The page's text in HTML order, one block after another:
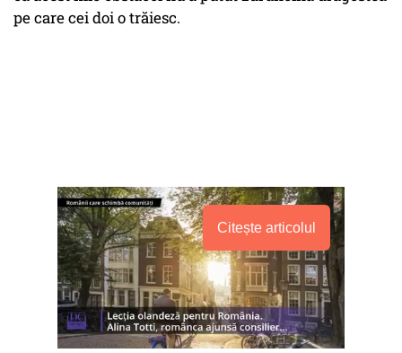
pe care cei doi o trăiesc.
Citește articolul